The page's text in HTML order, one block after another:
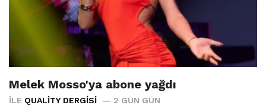
Melek Mosso'ya abone yağdı
İLE QUALITY DERGISI 2 GÜN GÜN